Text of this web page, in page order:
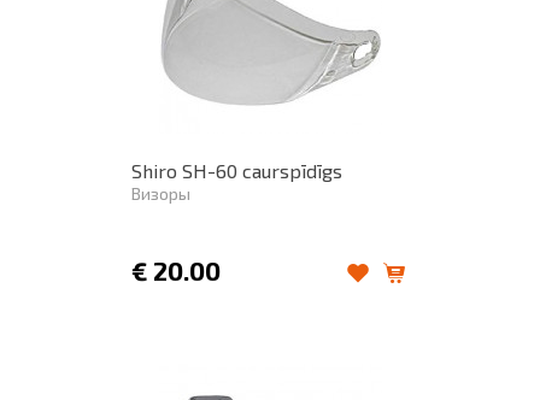
Shiro SH-60 caurspīdīgs
Визоры
€ 20.00